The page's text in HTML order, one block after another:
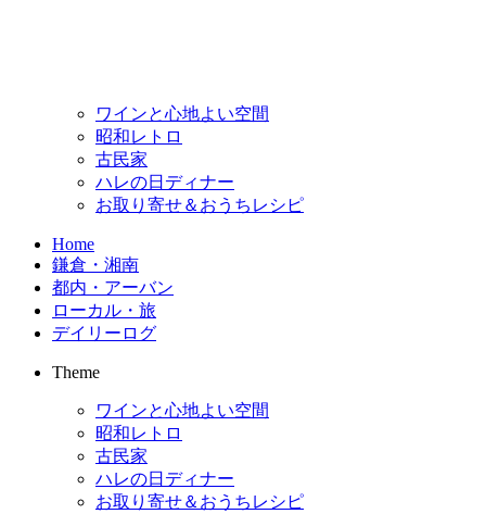
ワインと心地よい空間
昭和レトロ
古民家
ハレの日ディナー
お取り寄せ＆おうちレシピ
Home
鎌倉・湘南
都内・アーバン
ローカル・旅
デイリーログ
Theme
ワインと心地よい空間
昭和レトロ
古民家
ハレの日ディナー
お取り寄せ＆おうちレシピ